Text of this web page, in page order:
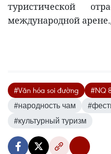
туристической
международной
#Văn hóa soi đường #NQ
#народность чам
#культурный туризм